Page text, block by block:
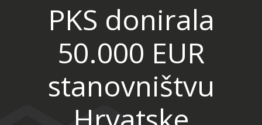
PKS donirala
50.000 EUR
stanovništvu